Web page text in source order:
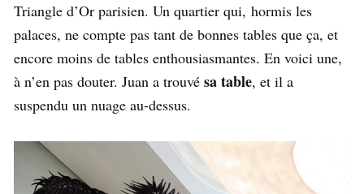
Triangle d’Or parisien. Un quartier qui, hormis les
palaces, ne compte pas tant de bonnes tables que ça, et
encore moins de tables enthousiasmantes. En voici une,
à n’en pas douter. Juan a trouvé satable, et il a
suspendu un nuage au-dessus.